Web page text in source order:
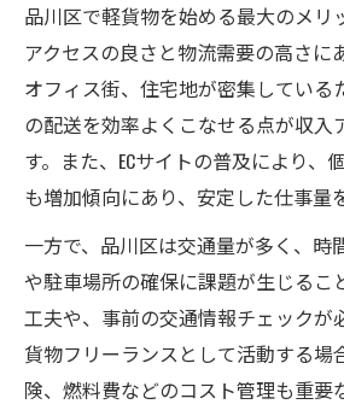
軽貨物フリーランスの収
安定した収入が叶う軽貨物の
軽貨物・フリーランスで
び
品川区で人気の軽貨物案
フリーランスが重視すべ
ト
長く続けるための軽貨物
安定収入を得るフリーラ
軽貨物フリーランスで高収入
品川区で軽貨物を始める最大のメリ
アクセスの良さと物流需要の高さに
オフィス街、住宅地が密集している
の配送を効率よくこなせる点が収入
す。また、ECサイトの普及により、
も増加傾向にあり、安定した仕事量
一方で、品川区は交通量が多く、時
や駐車場所の確保に課題が生じるこ
工夫や、事前の交通情報チェックが
貨物フリーランスとして活動する場
険、燃料費などのコスト管理も重要